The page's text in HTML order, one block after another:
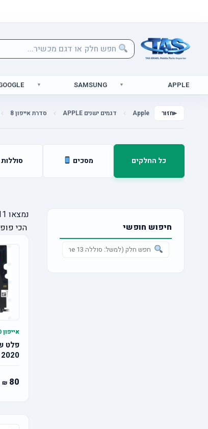
APPLE
SAMSUNG
חזור Apple דגמים ישנים APPLE סדרת אייפון 8
כל החלקים מסכים סוללות
חיפוש חופשי
נמצאו
אייפון SE 2020
2020
80